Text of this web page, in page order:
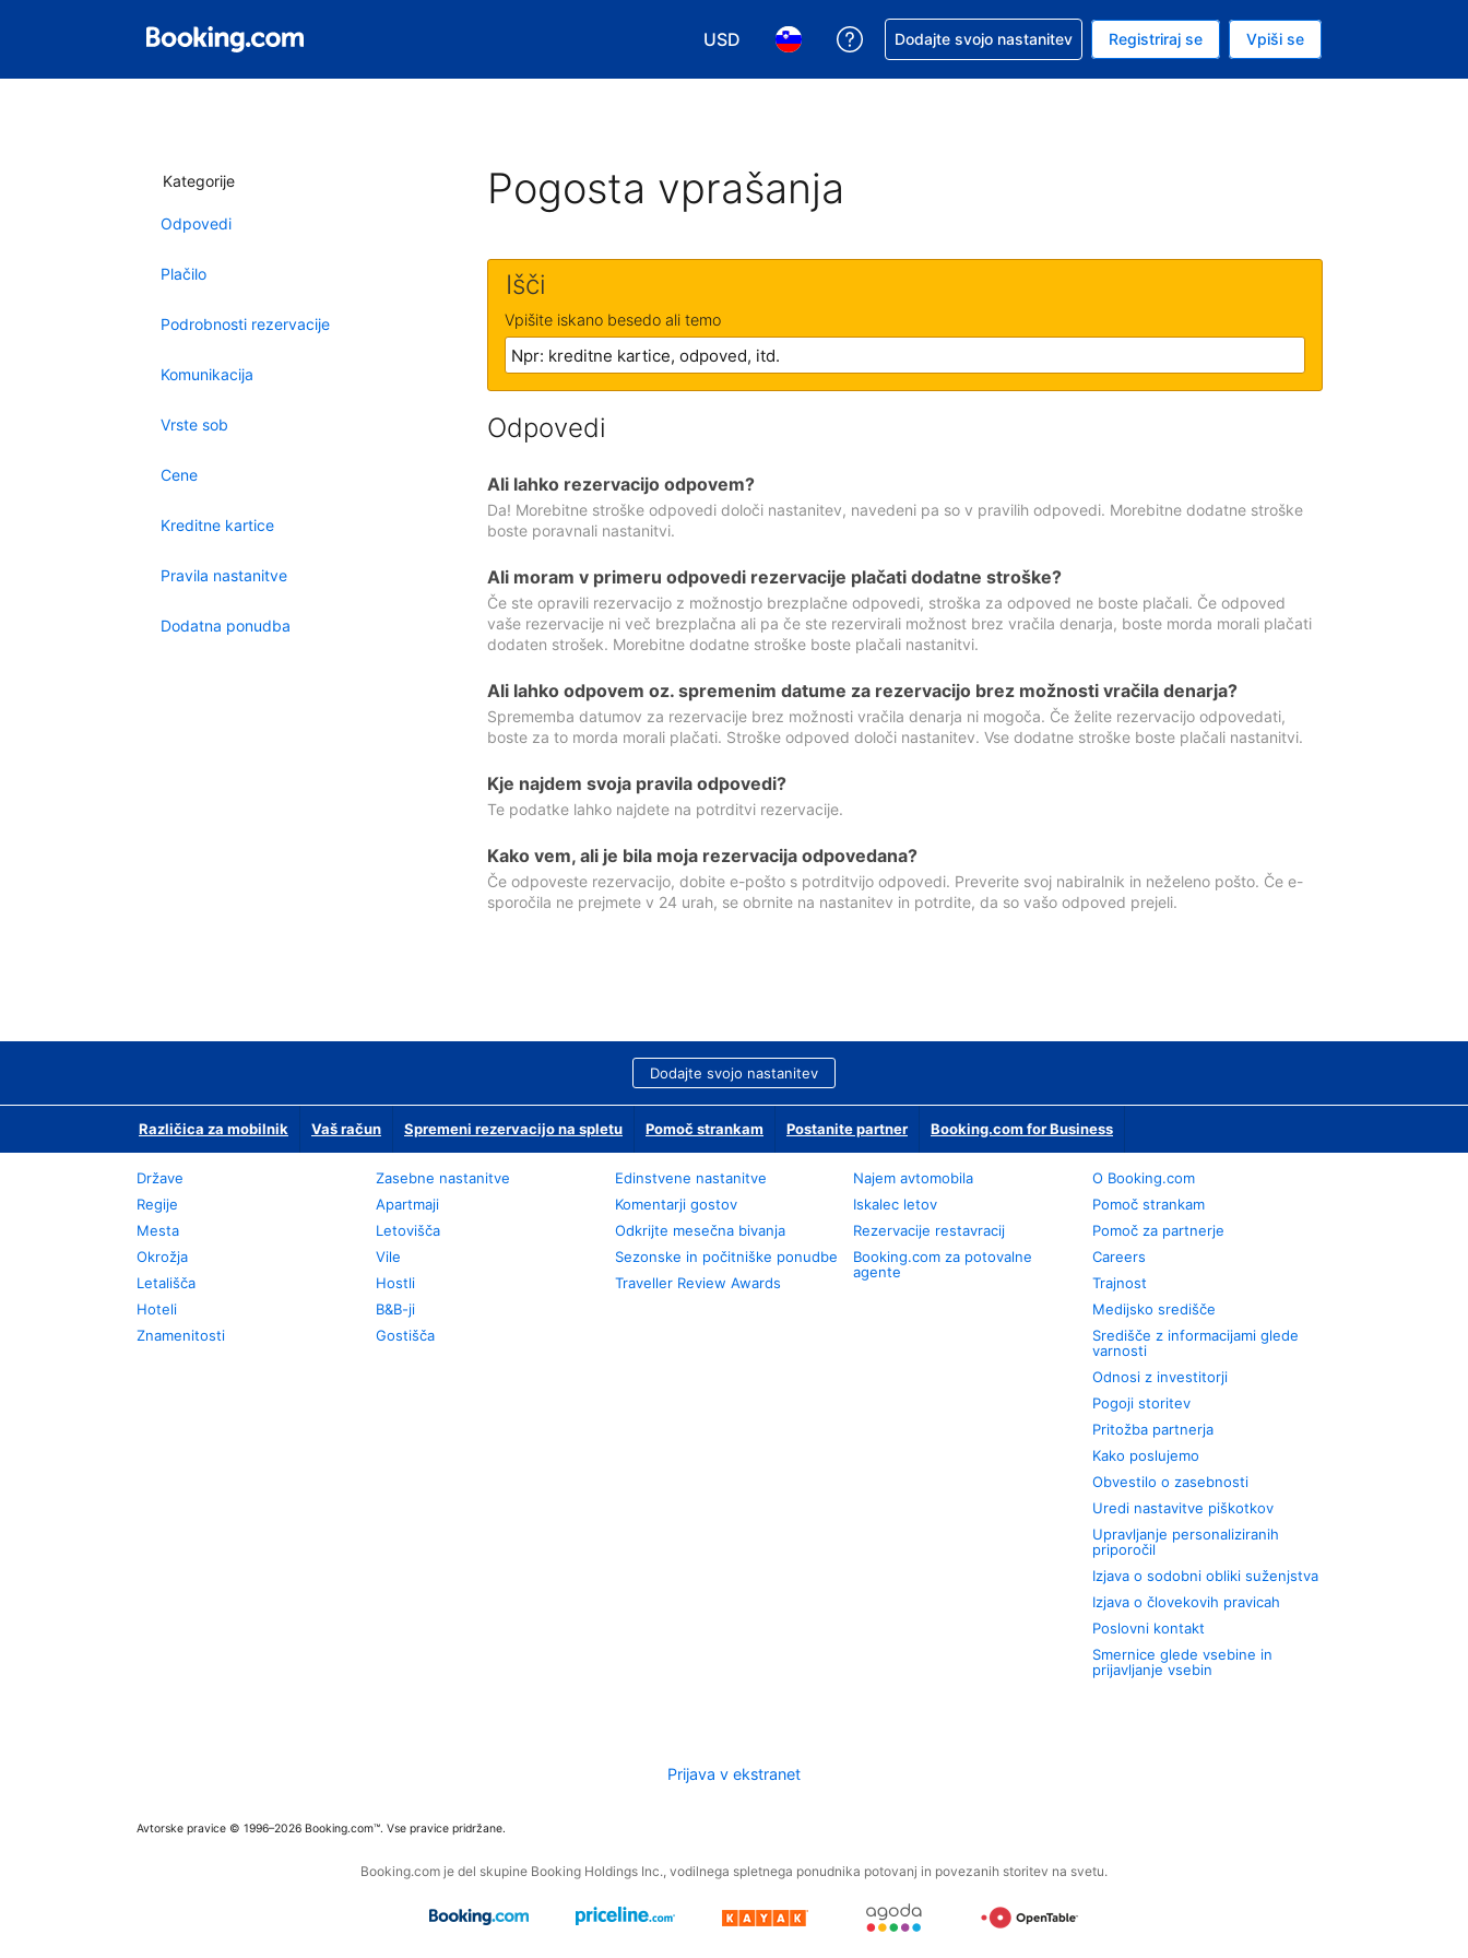
USD
Izbira valute. Vaša trenutna valuta je ameriški dolar
Izbira jezika. Vaš trenutni jezik je Slovenščini
Zaprosite za pomoč pri rezervaciji
Dodajte svojo nastanitev Registriraj se Vpiši se
Kategorije
Odpovedi
Plačilo
Podrobnosti rezervacije
Komunikacija
Vrste sob
Cene
Kreditne kartice
Pravila nastanitve
Dodatna ponudba
Pogosta vprašanja
Išči
Vpišite iskano besedo ali temo
Odpovedi
Ali lahko rezervacijo odpovem?
Da! Morebitne stroške odpovedi določi nastanitev, navedeni pa so v pravilih odpovedi. Morebitne dodatne stroške
boste poravnali nastanitvi.
Ali moram v primeru odpovedi rezervacije plačati dodatne stroške?
Če ste opravili rezervacijo z možnostjo brezplačne odpovedi, stroška za odpoved ne boste plačali. Če odpoved
vaše rezervacije ni več brezplačna ali pa če ste rezervirali možnost brez vračila denarja, boste morda morali plačati
dodaten strošek. Morebitne dodatne stroške boste plačali nastanitvi.
Ali lahko odpovem oz. spremenim datume za rezervacijo brez možnosti vračila denarja?
Sprememba datumov za rezervacije brez možnosti vračila denarja ni mogoča. Če želite rezervacijo odpovedati,
boste za to morda morali plačati. Stroške odpoved določi nastanitev. Vse dodatne stroške boste plačali nastanitvi.
Kje najdem svoja pravila odpovedi?
Te podatke lahko najdete na potrditvi rezervacije.
Kako vem, ali je bila moja rezervacija odpovedana?
Če odpoveste rezervacijo, dobite e-pošto s potrditvijo odpovedi. Preverite svoj nabiralnik in neželeno pošto. Če e-
sporočila ne prejmete v 24 urah, se obrnite na nastanitev in potrdite, da so vašo odpoved prejeli.
Dodajte svojo nastanitev
Različica za mobilnik Vaš račun Spremeni rezervacijo na spletu Pomoč strankam Postanite partner Booking.com for Business
Države
Regije
Mesta
Okrožja
Letališča
Hoteli
Znamenitosti
Zasebne nastanitve
Apartmaji
Letovišča
Vile
Hostli
B&B-ji
Gostišča
Edinstvene nastanitve
Komentarji gostov
Odkrijte mesečna bivanja
Sezonske in počitniške ponudbe
Traveller Review Awards
Najem avtomobila
Iskalec letov
Rezervacije restavracij
Booking.com za potovalne
agente
O Booking.com
Pomoč strankam
Pomoč za partnerje
Careers
Trajnost
Medijsko središče
Središče z informacijami glede
varnosti
Odnosi z investitorji
Pogoji storitev
Pritožba partnerja
Kako poslujemo
Obvestilo o zasebnosti
Uredi nastavitve piškotkov
Upravljanje personaliziranih
priporočil
Izjava o sodobni obliki suženjstva
Izjava o človekovih pravicah
Poslovni kontakt
Smernice glede vsebine in
prijavljanje vsebin
Prijava v ekstranet
Avtorske pravice © 1996–2026 Booking.com™. Vse pravice pridržane.
Booking.com je del skupine Booking Holdings Inc., vodilnega spletnega ponudnika potovanj in povezanih storitev na svetu.